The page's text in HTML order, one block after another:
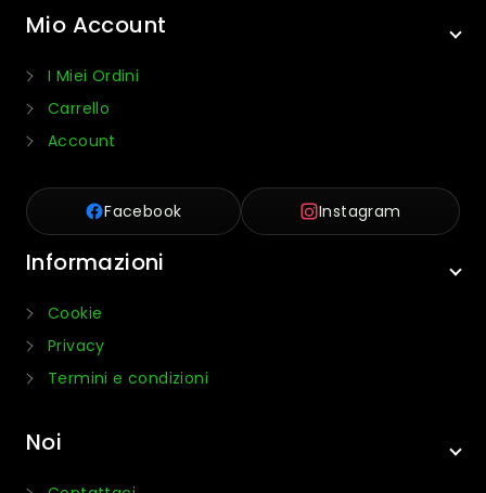
Mio Account
I Miei Ordini
Carrello
Account
Facebook Instagram
Informazioni
Cookie
Privacy
Termini e condizioni
Noi